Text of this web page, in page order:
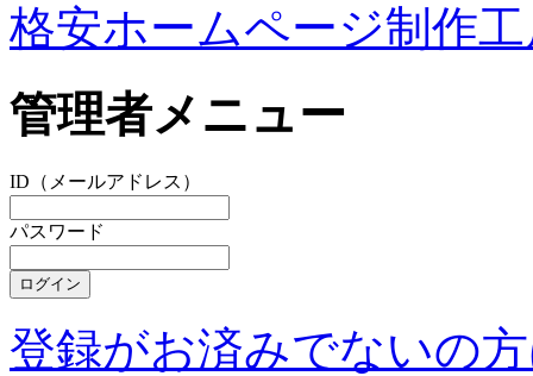
格安ホームページ制作
管理者メニュー
ID（メールアドレス）
パスワード
登録がお済みでないの